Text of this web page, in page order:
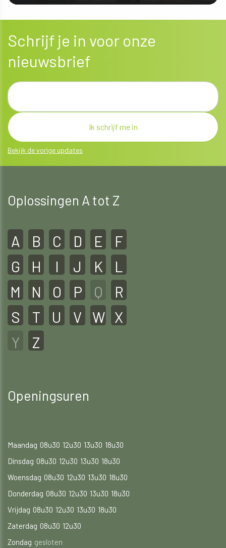
ONTDEK MEER
Schrijf je in voor onze
nieuwsbrief
Bekijk de vorige updates
Oplossingen A tot Z
A B C D E
F
G
H I J K
L
M
N O P Q
R
S
T U V W X
Y
Z
Openingsuren
Maandag 08u30 12u30 13u30 18u30
Dinsdag 08u30 12u30 13u30 18u30
Woensdag 08u30 12u30 13u30 18u30
Donderdag 08u30 12u30 13u30 18u30
Vrijdag 08u30 12u30 13u30 18u30
Zaterdag 08u30 12u30
Zondag gesloten